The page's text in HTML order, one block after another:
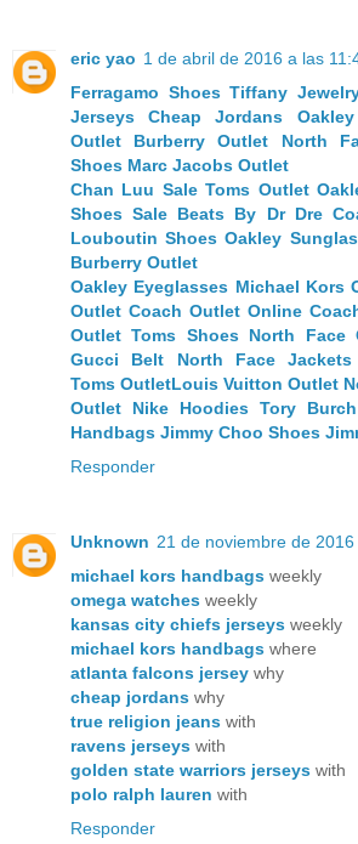
eric yao 1 de abril de 2016 a las
Ferragamo Shoes Tiffany
Jerseys
Cheap Jordans
Outlet
Burberry Outlet North
Shoes Marc Jacobs Outlet
Chan Luu Sale Toms Outlet
Shoes Sale Beats By Dr Dre
Louboutin Shoes Oakley
Burberry Outlet
Oakley Eyeglasses Michael Kors
Outlet Coach Outlet Online
Outlet Toms Shoes North Face
Gucci Belt
North Face Jackets
Toms OutletLouis Vuitton Outlet
Outlet
Nike Hoodies Tory
Handbags Jimmy Choo Shoes
Responder
Unknown 21 de noviembre de
michael kors handbags weekly
omega watches weekly
kansas city chiefs jerseys weekly
michael kors handbags where
atlanta falcons jersey why
cheap jordans why
true religion jeans with
ravens jerseys with
golden state warriors jerseys with
polo ralph lauren with
Responder